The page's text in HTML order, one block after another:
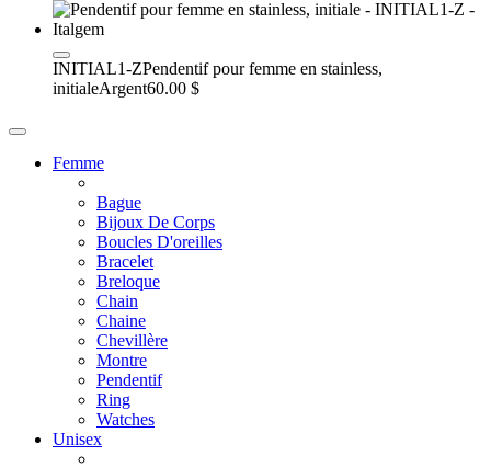
INITIAL1-ZPendentif pour femme en stainless,
initialeArgent60.00 $
Femme
Bague
Bijoux De Corps
Boucles D'oreilles
Bracelet
Breloque
Chain
Chaine
Chevillère
Montre
Pendentif
Ring
Watches
Unisex